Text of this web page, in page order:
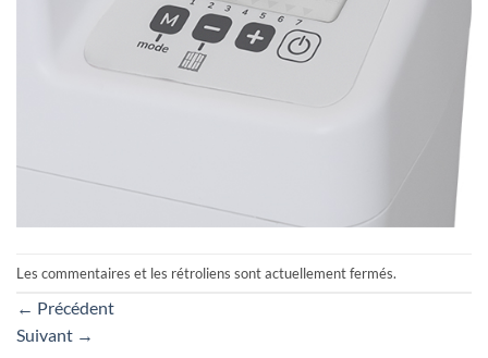
Les commentaires et les rétroliens sont actuellement fermés.
← Précédent
Suivant →